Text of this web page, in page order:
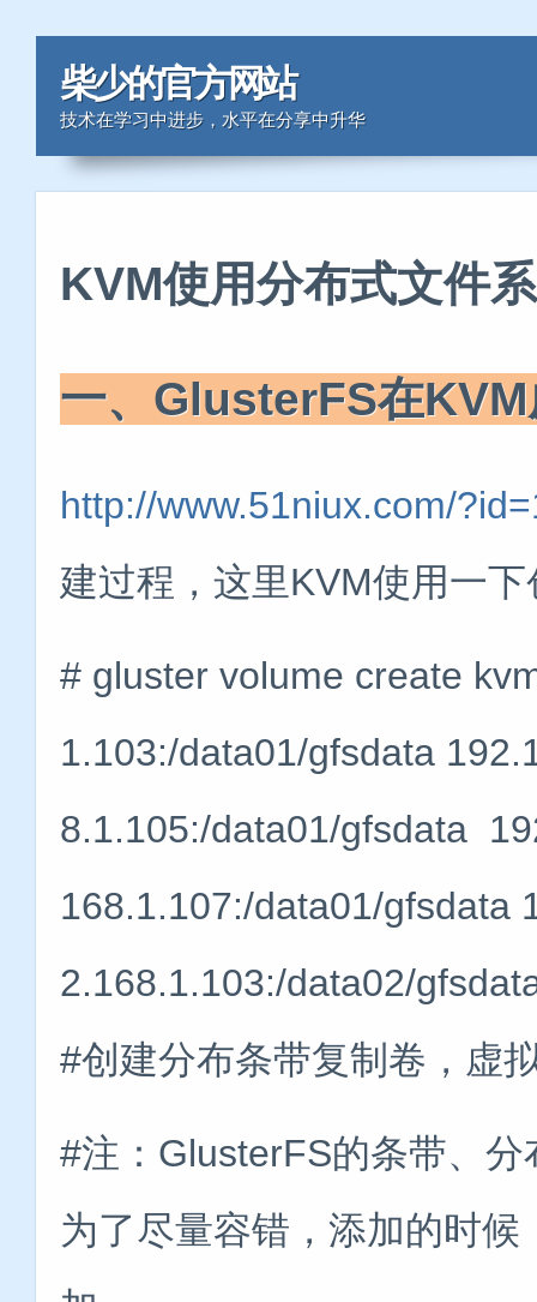
柴少的官方网站
技术在学习中进步，水平在分享中升华
KVM使用分布式文件
一、GlusterFS在
http://www.51niux.com/
建过程，这里KVM使用一
# gluster volume create
1.103:/data01/gfsdata
8.1.105:/data01/gfsdata
168.1.107:/data01/gfsdata
2.168.1.103:/data02/
#创建分布条带复制卷，虚
#注：GlusterFS的条带、
为了尽量容错，添加的时